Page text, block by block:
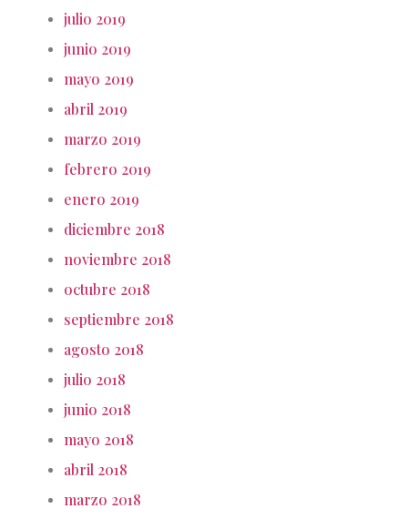
julio 2019
junio 2019
mayo 2019
abril 2019
marzo 2019
febrero 2019
enero 2019
diciembre 2018
noviembre 2018
octubre 2018
septiembre 2018
agosto 2018
julio 2018
junio 2018
mayo 2018
abril 2018
marzo 2018